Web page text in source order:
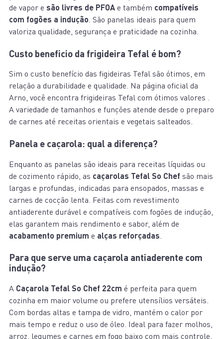
de vapor e são livres de PFOA e também compatíveis
com fogões a indução . São panelas ideais para quem
valoriza qualidade, segurança e praticidade na cozinha.
Custo beneficio da frigideira Tefal é bom?
Sim o custo benefício das figideiras Tefal são ótimos, em
relação a durabilidade e qualidade. Na página oficial da
Arno, você encontra frigideiras Tefal com ótimos valores .
A variedade de tamanhos e funções atende desde o preparo
de carnes até receitas orientais e vegetais salteados.
Panela e caçarola: qual a diferença?
Enquanto as panelas são ideais para receitas líquidas ou
de cozimento rápido, as caçarolas Tefal So Chef são mais
largas e profundas, indicadas para ensopados, massas e
carnes de cocção lenta. Feitas com revestimento
antiaderente durável e compatíveis com fogões de indução,
elas garantem mais rendimento e sabor, além de
acabamento premium e alças reforçadas
Para que serve uma caçarola antiaderente com
indução?
A Caçarola Tefal So Chef 22cm é perfeita para quem
cozinha em maior volume ou prefere utensílios versáteis.
Com bordas altas e tampa de vidro, mantém o calor por
mais tempo e reduz o uso de óleo. Ideal para fazer molhos,
arroz, legumes e carnes em fogo baixo com mais controle.